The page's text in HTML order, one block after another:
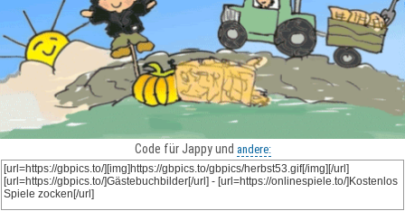
Code für Jappy und andere: